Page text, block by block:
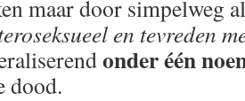
maar door simpelweg
en tevreden
onder één
dood.